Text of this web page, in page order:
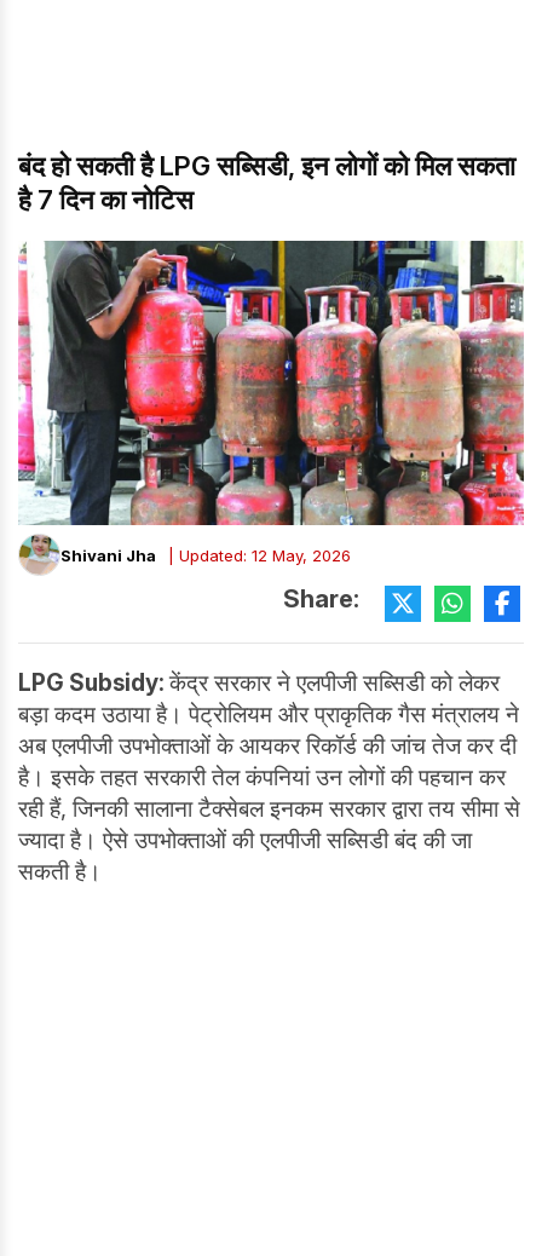
बंद हो सकती है LPG सब्सिडी, इन लोगों को मिल सकता
है 7 दिन का नोटिस
Shivani Jha | Updated: 12 May, 2026
Share:
LPG Subsidy:केंद्र सरकार ने एलपीजी सब्सिडी को लेकर
बड़ा कदम उठाया है। पेट्रोलियम और प्राकृतिक गैस मंत्रालय ने
अब एलपीजी उपभोक्ताओं के आयकर रिकॉर्ड की जांच तेज कर दी
है। इसके तहत सरकारी तेल कंपनियां उन लोगों की पहचान कर
रही हैं, जिनकी सालाना टैक्सेबल इनकम सरकार द्वारा तय सीमा से
ज्यादा है। ऐसे उपभोक्ताओं की एलपीजी सब्सिडी बंद की जा
सकती है।